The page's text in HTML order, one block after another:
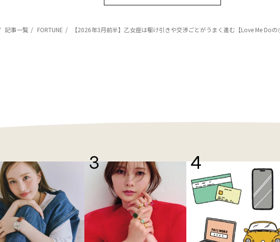
記事一覧 FORTUNE 【2026年3月前半】乙女座は駆け引きや交渉ごとがうまく進む【Love Me Doの